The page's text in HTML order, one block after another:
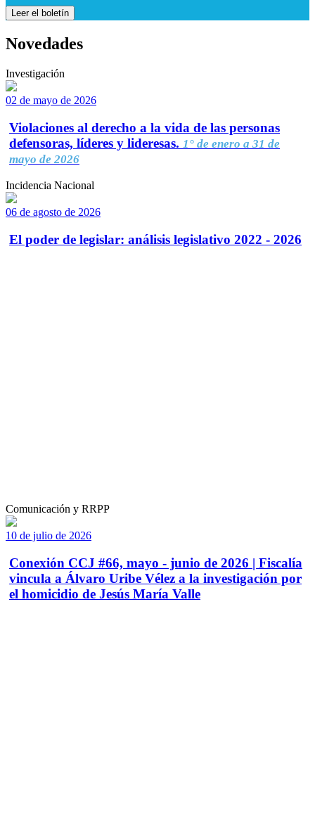
Leer el boletín
Novedades
Investigación
02 de mayo de 2026
Violaciones al derecho a la vida de las personas
defensoras, líderes y lideresas. 1° de enero a 31 de
mayo de 2026
Incidencia Nacional
06 de agosto de 2026
El poder de legislar: análisis legislativo 2022 - 2026
Comunicación y RRPP
10 de julio de 2026
Conexión CCJ #66, mayo - junio de 2026 | Fiscalía
vincula a Álvaro Uribe Vélez a la investigación por
el homicidio de Jesús María Valle